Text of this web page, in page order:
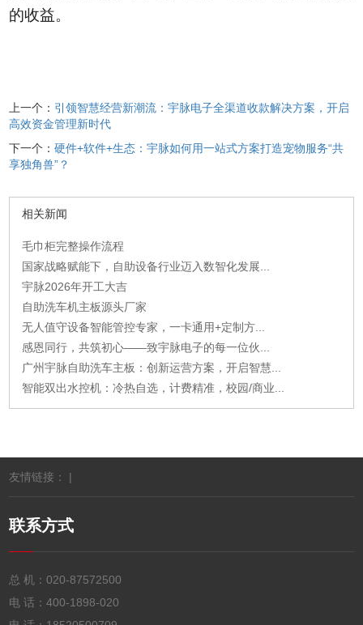
的收益。
上一个： 引领智慧经营新潮流：宇脉电子全渠道收款解决方案，开启
高效资金管理新时代
下一个：硬件+软件+生态：宇脉如何用一站式方案打造宠物服务“共
享独角兽”？
相关新闻
毛巾柜完整操作流程
国家战略赋能下，自助设备行业迈入数智化发展...
宇脉2026年开工大吉
自助洗车机主板源头厂家
无人值守设备智能管控专家，一卡通用+定制方...
感恩同行，共筑初心——致宇脉电子的每一位伙...
广州宇脉自助洗车主板：创新运营方案，开启智慧...
智能双出水控机：冷热自选，计费精准，校园/商业...
友情链接： |
联系方式
总 机：020-87572500
电 话：400-1898-020